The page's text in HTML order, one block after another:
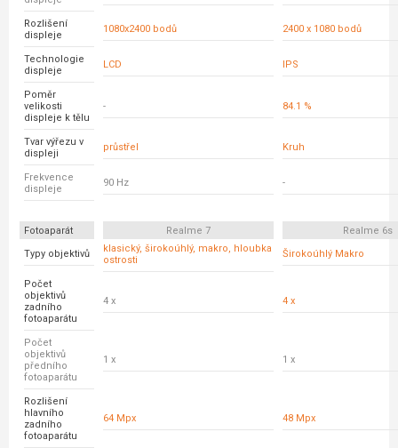
Rozlišení
displeje
1080x2400 bodů 2400 x 1080 bodů
Technologie
displeje
LCD IPS
Poměr
velikosti
displeje k tělu
- 84.1 %
Tvar výřezu v
displeji
průstřel Kruh
Frekvence
displeje
90 Hz -
Fotoaparát Realme 7
Realme 6s
Typy objektivů
klasický, širokoúhlý, makro, hloubka
ostrosti
Širokoúhlý Makro
Počet
objektivů
zadního
fotoaparátu
4 x 4 x
Počet
objektivů
předního
fotoaparátu
1 x 1 x
Rozlišení
hlavního
zadního
fotoaparátu
64 Mpx 48 Mpx